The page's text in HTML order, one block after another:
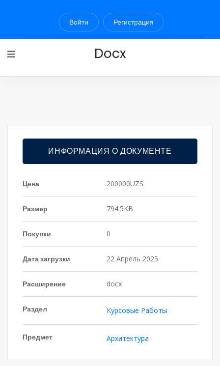
Войти Регистрация
Docx
ИНФОРМАЦИЯ О ДОКУМЕНТЕ
Цена 200000UZS
Размер 794.5KB
Покупки 0
Дата загрузки 22 Апрель 2025
Расширение docx
Раздел Курсовые Работы
Предмет Архитектура